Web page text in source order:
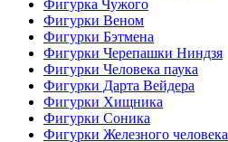
Фигурка Чужого
Фигурки Веном
Фигурки Бэтмена
Фигурки Черепашки Ниндзя
Фигурки Человека паука
Фигурки Дарта Вейдера
Фигурки Хищника
Фигурки Соника
Фигурки Железного человека